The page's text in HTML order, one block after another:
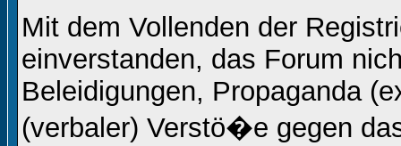
Mit dem Vollenden der
einverstanden, das Forum
Beleidigungen, Propaganda
(verbaler) Verstö�e gegen